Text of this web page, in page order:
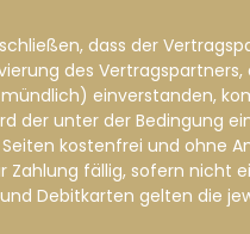
dass der
des
einverstanden,
der unter der Bedingung
kostenfrei und ohne
fällig, sofern nicht
Debitkarten gelten die